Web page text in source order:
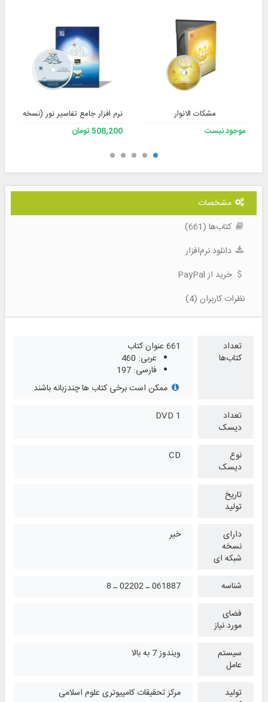
مشکات الانوار
موجود نیست
نرم افزار جامع تفاسیر نور (نسخه 4)
508,200 تومان
مشخصات
کتاب‌ها (661)
دانلود نرم‌افزار
خرید از PayPal
نظرات کاربران (4)
تعداد
کتاب‌ها
661 عنوان کتاب
عربی: 460
فارسی: 197
ممکن است برخی کتاب ها چندزبانه باشند.
تعداد
دیسک
1 DVD
نوع
دیسک
CD
تاریخ
تولید
دارای
نسخه
شبکه ای
خیر
شناسه
061887 ـ 02202 ـ 8
فضای
مورد نیاز
سیستم
عامل
ویندوز 7 به بالا
تولید
مرکز تحقیقات کامپیوتری علوم اسلامی